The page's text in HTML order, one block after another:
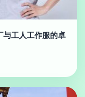
与工人工作服的卓